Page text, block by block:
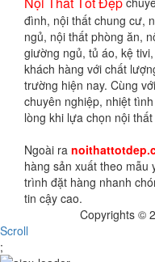
đình, nội thất chung cư,
ngủ, nội thất phòng ăn,
giường ngủ, tủ áo, kệ
khách hàng với chất
trường hiện nay. Cùng
chuyên nghiệp, nhiệt
lòng khi lựa chọn nội
Ngoài ra
hàng sản xuất theo mẫu
trình đặt hàng nhanh
tin cậy cao.
Copyrights ©
Scroll
;